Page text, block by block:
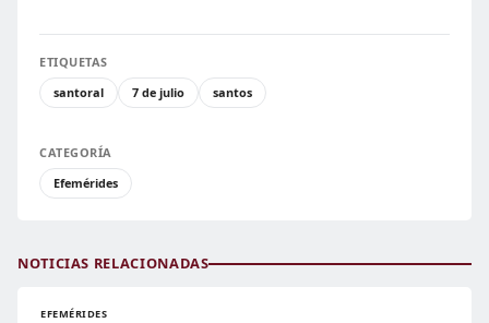
ETIQUETAS
santoral
7 de julio santos
CATEGORÍA
Efemérides
NOTICIAS RELACIONADAS
EFEMÉRIDES